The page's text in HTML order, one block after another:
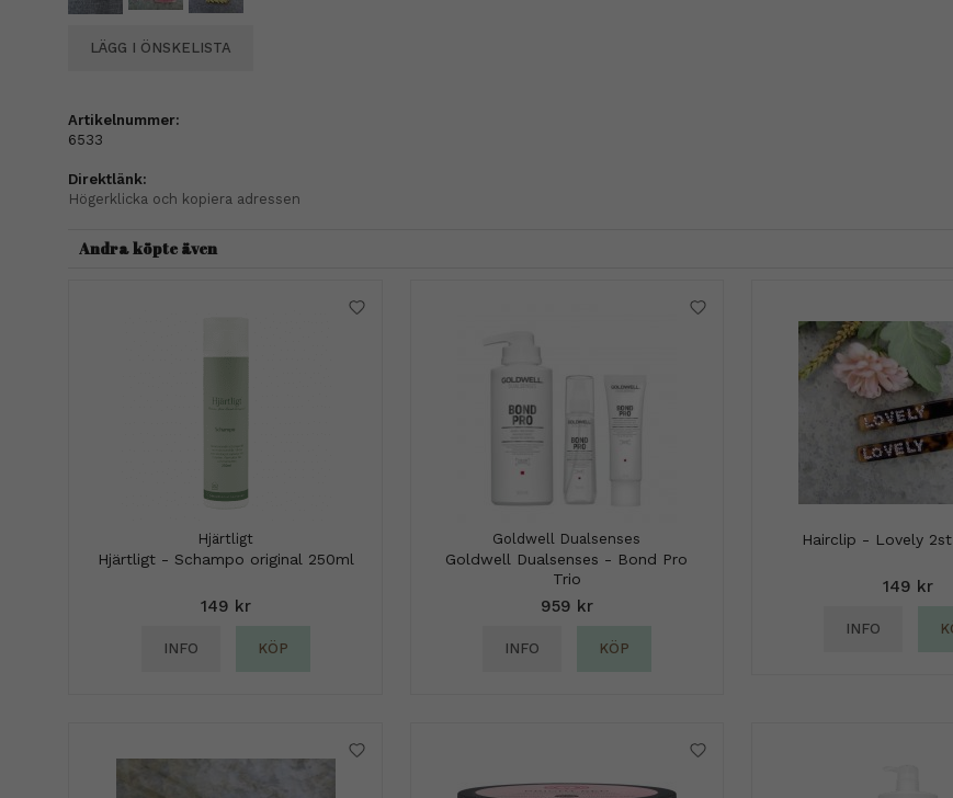
LÄGG I ÖNSKELISTA
Artikelnummer:
6533
Direktlänk:
Högerklicka och kopiera adressen
Andra köpte även
Hjärtligt
Hjärtligt - Schampo original 250ml
149 kr
INFO KÖP
Goldwell Dualsenses
Goldwell Dualsenses - Bond Pro
Trio
959 kr
INFO KÖP
Hairclip - Lovely
149 kr
INFO